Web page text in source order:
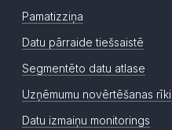
Pamatizziņa
Datu pārraide tiešsaistē
Segmentēto datu atlase
Uzņēmumu novērtēšanas rīki
Datu izmaiņu monitorings